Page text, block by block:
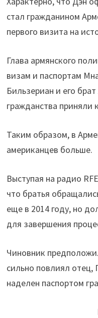
стал гражданином
первого визита на
Глава армянского
визам и паспортам
Бильзериан и его
гражданства приняли
Таким образом, в
американцев больше.
Выступая на радио
что братья
еще в 2014 году, но
для завершения
Чиновник
сильно повлиял
наделен паспортом